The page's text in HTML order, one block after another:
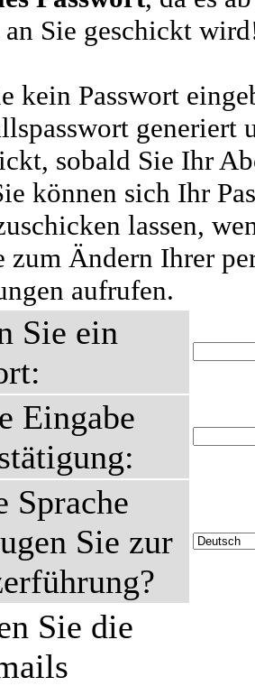
Sie geschickt
kein Passwort
generiert
sobald Sie Ihr
können sich Ihr
lassen,
zum Ändern Ihrer
aufrufen.
Sie ein
Eingabe
Sprache
Sie zur
Sie die